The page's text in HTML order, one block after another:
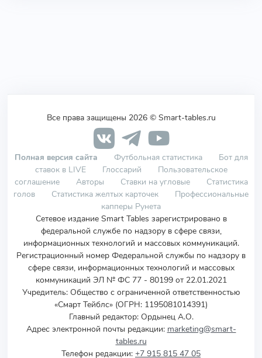
Все права защищены 2026 © Smart-tables.ru
Полная версия сайта Футбольная статистика
Бот для
ставок в LIVE
Глоссарий
Пользовательское
соглашение
Авторы Ставки на угловые
Статистика
голов
Статистика желтых карточек
Профессиональные
капперы Рунета
Сетевое издание Smart Tables зарегистрировано в
федеральной службе по надзору в сфере связи,
информационных технологий и массовых коммуникаций.
Регистрационный номер Федеральной службы по надзору в
сфере связи, информационных технологий и массовых
коммуникаций ЭЛ № ФС 77 - 80199 от 22.01.2021
Учредитель: Общество с ограниченной ответственностью
«Смарт Тейблс» (ОГРН: 1195081014391)
Главный редактор: Ордынец А.О.
Адрес электронной почты редакции: marketing@smart-
tables.ru
Телефон редакции: +7 915 815 47 05